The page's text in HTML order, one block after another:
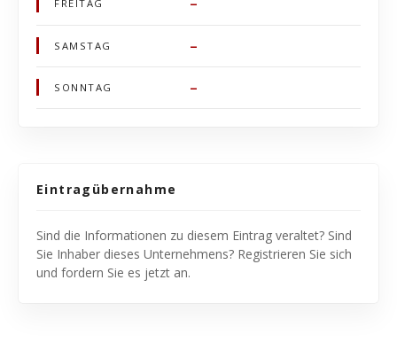
FREITAG
SAMSTAG –
SONNTAG –
Eintragübernahme
Sind die Informationen zu diesem Eintrag veraltet? Sind
Sie Inhaber dieses Unternehmens? Registrieren Sie sich
und fordern Sie es jetzt an.